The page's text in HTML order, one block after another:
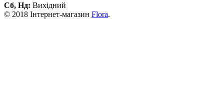
Сб, Нд: Вихідний
© 2018 Інтернет-магазин Flora.